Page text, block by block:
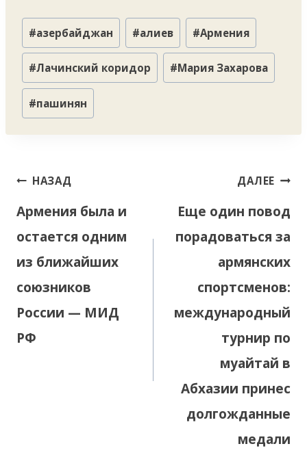
Метки
записи:
#азербайджан #алиев #Армения
#Лачинский коридор #Мария Захарова
#пашинян
Навигация
записям
НАЗАД
Армения была и
остается одним
из ближайших
союзников
России — МИД
РФ
ДАЛЕЕ
Еще один повод
порадоваться за
армянских
спортсменов:
международный
турнир по
муайтай в
Абхазии принес
долгожданные
медали